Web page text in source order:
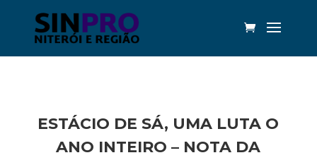
ESTÁCIO DE SÁ, UMA LUTA O
ANO INTEIRO – NOTA DA